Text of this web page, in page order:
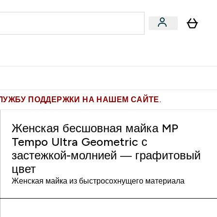
ПОДДЕРЖКИ НА НАШЕМ САЙТЕ.
Женская бесшовная майка MP
Tempo Ultra Geometric с
застежкой-молнией — графитовый
цвет
Женская майка из быстросохнущего материала